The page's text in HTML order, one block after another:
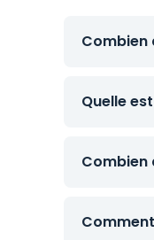
Combien
Quelle
Combien